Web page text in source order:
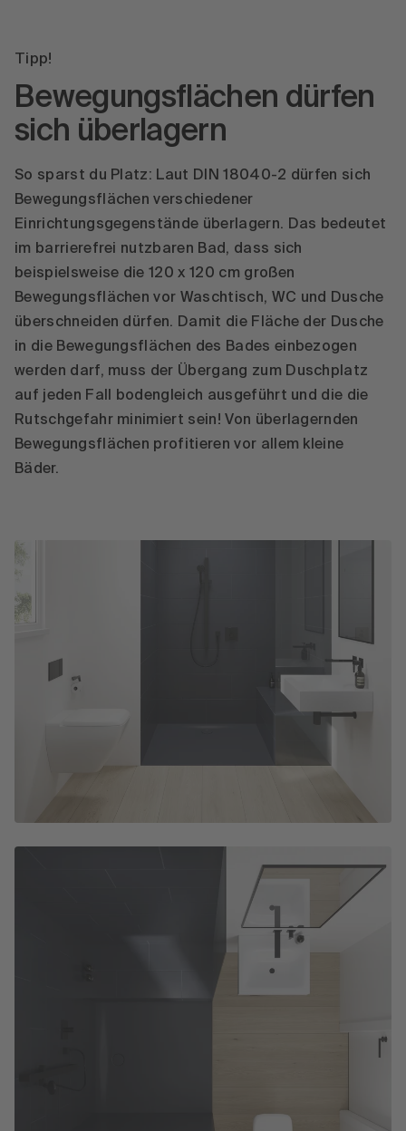
Tipp!
Bewegungsflächen dürfen
sich überlagern
So sparst du Platz: Laut DIN 18040-2 dürfen sich
Bewegungsflächen verschiedener
Einrichtungsgegenstände überlagern. Das bedeutet
im barrierefrei nutzbaren Bad, dass sich
beispielsweise die 120 x 120 cm großen
Bewegungsflächen vor Waschtisch, WC und Dusche
überschneiden dürfen. Damit die Fläche der Dusche
in die Bewegungsflächen des Bades einbezogen
werden darf, muss der Übergang zum Duschplatz
auf jeden Fall bodengleich ausgeführt und die die
Rutschgefahr minimiert sein! Von überlagernden
Bewegungsflächen profitieren vor allem kleine
Bäder.